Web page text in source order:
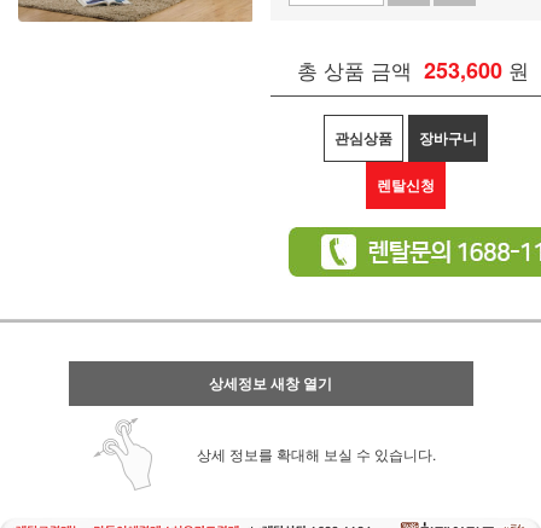
총 상품 금액 253,600 원
관심상품 장바구니
렌탈신청
상세정보 새창 열기
상세 정보를 확대해 보실 수 있습니다.